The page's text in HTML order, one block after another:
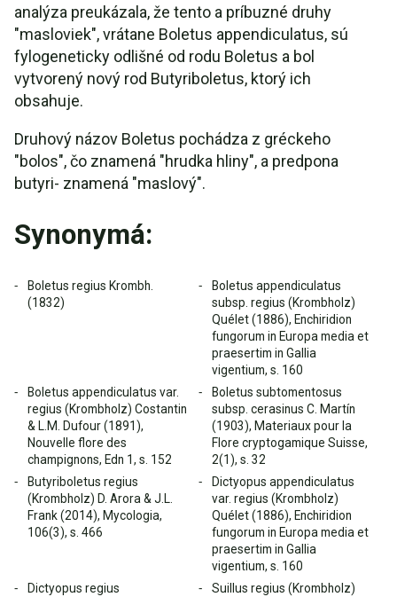
analýza preukázala, že tento a príbuzné druhy
"masloviek", vrátane Boletus appendiculatus, sú
fylogeneticky odlišné od rodu Boletus a bol
vytvorený nový rod Butyriboletus, ktorý ich
obsahuje.
Druhový názov Boletus pochádza z gréckeho
"bolos", čo znamená "hrudka hliny", a predpona
butyri- znamená "maslový".
Synonymá:
Boletus regius Krombh.
(1832)
Boletus appendiculatus
subsp. regius (Krombholz)
Quélet (1886), Enchiridion
fungorum in Europa media et
praesertim in Gallia
vigentium, s. 160
Boletus appendiculatus var.
regius (Krombholz) Costantin
& L.M. Dufour (1891),
Nouvelle flore des
champignons, Edn 1, s. 152
Boletus subtomentosus
subsp. cerasinus C. Martín
(1903), Materiaux pour la
Flore cryptogamique Suisse,
2(1), s. 32
Butyriboletus regius
(Krombholz) D. Arora & J.L.
Frank (2014), Mycologia,
106(3), s. 466
Dictyopus appendiculatus
var. regius (Krombholz)
Quélet (1886), Enchiridion
fungorum in Europa media et
praesertim in Gallia
vigentium, s. 160
Dictyopus regius
Suillus regius (Krombholz)